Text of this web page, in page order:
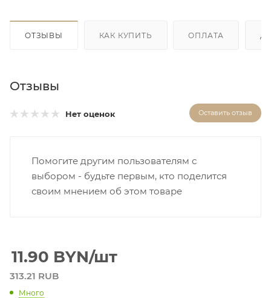
ОТЗЫВЫ КАК КУПИТЬ ОПЛАТА
Отзывы
Нет оценок Оставить отзыв
Помогите другим пользователям с
выбором - будьте первым, кто поделится
своим мнением об этом товаре
11.90 BYN/шт
313.21 RUB
Много